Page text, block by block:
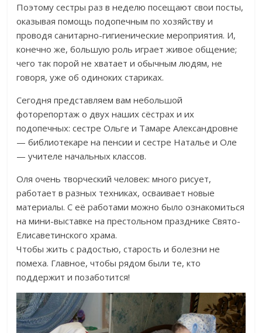
Поэтому сестры раз в неделю посещают свои посты,
оказывая помощь подопечным по хозяйству и
проводя санитарно-гигиенические мероприятия. И,
конечно же, большую роль играет живое общение;
чего так порой не хватает и обычным людям, не
говоря, уже об одиноких стариках.
Сегодня представляем вам небольшой
фоторепортаж о двух наших сёстрах и их
подопечных: сестре Ольге и Тамаре Александровне
— библиотекаре на пенсии и сестре Наталье и Оле
— учителе начальных классов.
Оля очень творческий человек: много рисует,
работает в разных техниках, осваивает новые
материалы. С её работами можно было ознакомиться
на мини-выставке на престольном празднике Свято-
Елисаветинского храма.
Чтобы жить с радостью, старость и болезни не
помеха. Главное, чтобы рядом были те, кто
поддержит и позаботится!